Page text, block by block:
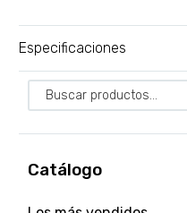
Catálogo
Especificaciones